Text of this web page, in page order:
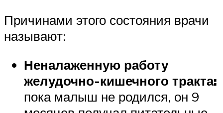
Причинами этого состояния врачи
называют:
Неналаженную работу
желудочно-кишечного тракта:
пока малыш не родился, он 9